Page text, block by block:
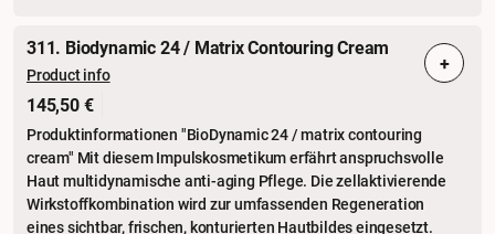
311. Biodynamic 24 / Matrix Contouring Cream
Product info
145,50 €
Produktinformationen "BioDynamic 24 / matrix contouring
cream" Mit diesem Impulskosmetikum erfährt anspruchsvolle
Haut multidynamische anti-aging Pflege. Die zellaktivierende
Wirkstoffkombination wird zur umfassenden Regeneration
eines sichtbar, frischen, konturierten Hautbildes eingesetzt.
+